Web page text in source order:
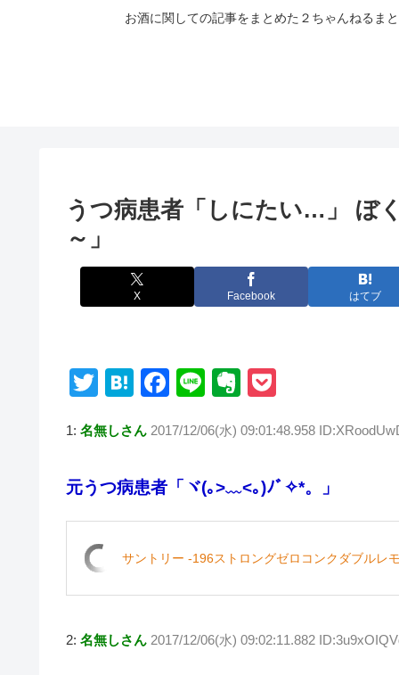
お酒に関しての記事をまとめた２ちゃんねるま
うつ病患者「しにたい…」 ぼ
～」
X Facebook はてブ
T
tt
H
e
a
F
c
b
o
o
Li
e
E
er
ot
e
ck
1: 名無しさん 2017/12/06(水) 09:01:48.958
元うつ病患者「ヾ(｡>﹏<｡)ﾉﾞ✧*。」
サントリー -196ストロングゼロコンクダブルレ
2: 名無しさん 2017/12/06(水) 09:02:11.882